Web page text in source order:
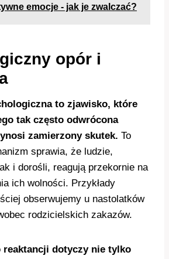
emocje - jak je zwalczać?
opór i
to zjawisko, które
tak często odwrócona
zamierzony skutek. To
sprawia, że ludzie,
i dorośli, reagują przekornie na
ich wolności. Przykłady
obserwujemy u nastolatków
rodzicielskich zakazów.
reaktancji dotyczy nie tylko